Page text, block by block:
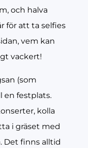
och halva
för att ta selfies
vem kan
vackert!
(som
en festplats.
kolla
i gräset med
Det finns alltid